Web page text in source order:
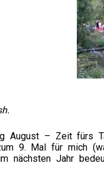
August – Zeit fürs
9. Mal für mich
nächsten Jahr